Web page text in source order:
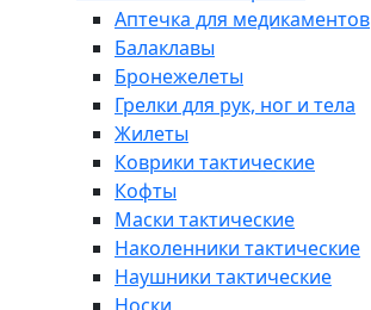
Аптечка для медикаментов
Балаклавы
Бронежелеты
Грелки для рук, ног и тела
Жилеты
Коврики тактические
Кофты
Маски тактические
Наколенники тактические
Наушники тактические